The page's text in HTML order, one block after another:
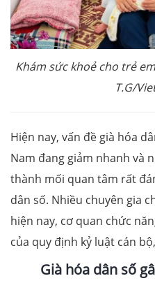
Khám sức khoẻ cho trẻ
T.G/
Hiện nay, vấn đề già hóa
Nam đang giảm nhanh và
thành mối quan tâm rất
dân số. Nhiều chuyên gia
hiện nay, cơ quan chức
của quy định kỷ luật cán
Già hóa dân số